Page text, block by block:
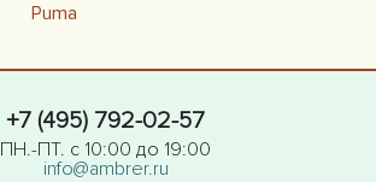
Puma
+7 (495) 792-02-57
ПН.-ПТ. с 10:00 до 19:00
info@ambrer.ru